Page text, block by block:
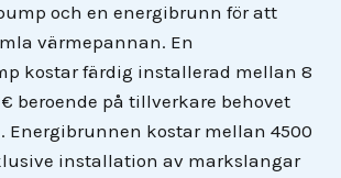
och en energibrunn för att
värmepannan. En
kostar färdig installerad mellan 8
€ beroende på tillverkare behovet
Energibrunnen kostar mellan 4500
installation av markslangar